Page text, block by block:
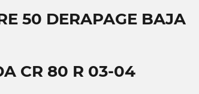
50 DERAPAGE BAJA
CR 80 R 03-04